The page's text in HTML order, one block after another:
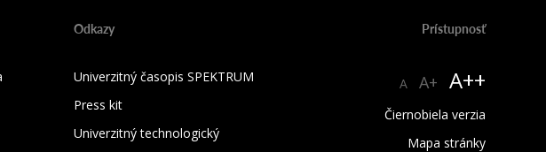
Odkazy
Univerzitný časopis SPEKTRUM
Press kit
Univerzitný technologický
Prístupnosť
A A+ A++
Čiernobiela verzia
Mapa stránky